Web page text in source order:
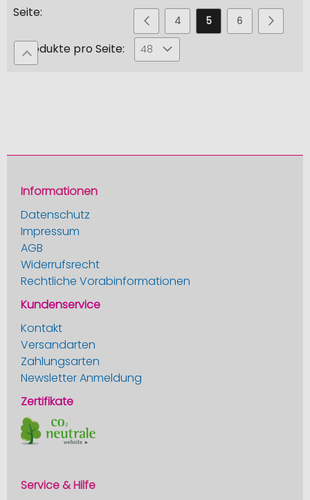
Seite Seite
Zurück
Seite
3 Seite
4
Sie
5 Seite
6 Seite
7
Produkte pro Seite: 48
Informationen
Datenschutz
Impressum
AGB
Widerrufsrecht
Rechtliche Vorabinformationen
Kundenservice
Kontakt
Versandarten
Zahlungsarten
Newsletter Anmeldung
Zertifikate
Service & Hilfe